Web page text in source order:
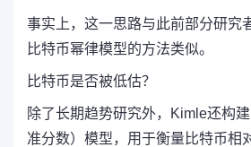
事实上，这一思路与此前部分研究
比特币幂律模型的方法类似。
比特币是否被低估？
除了长期趋势研究外，Kimle还构
准分数）模型，用于衡量比特币相